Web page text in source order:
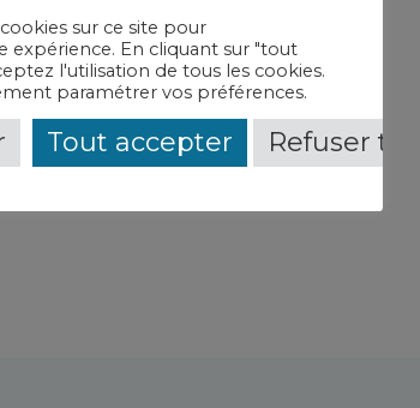
1"-CH de Wassy
Petits Champs"-CH de Wassy
Gloriottes 2"-CH de Wassy
sur ce site pour
expérience. En cliquant sur "tout
l'utilisation de tous les cookies.
paramétrer vos préférences.
Tout accepter Refuser tout